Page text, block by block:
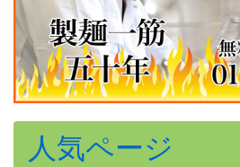
人気ページ